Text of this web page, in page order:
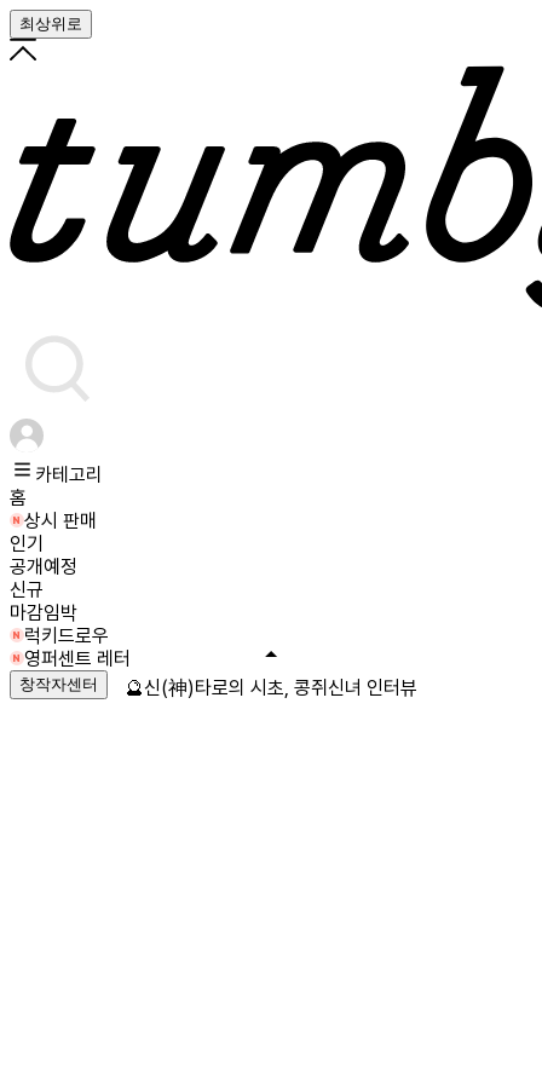
최상위로
카테고리
홈
상시 판매
인기
공개예정
신규
마감임박
럭키드로우
영퍼센트 레터
창작자센터 🔮신(神)타로의 시초, 콩쥐신녀 인터뷰